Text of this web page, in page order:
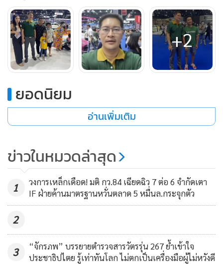
ทางด้าน นางสาวภคอร กล่าวว่า พื้นที่ตั้งของอิมแพ็ค เมืองทอง
พรรคไทยศรีวิไลย์ ก็ได้ส่งว่าที่ผู้สมัครรับเลือกตั้งแล้ว นั่นก็คือ
น.ส.พรทิพย์ อินทศรี หรือ อุ๊ฟอิ๊ฟ
ซึ่งถือเป็นสุภาพสตรีคนรุ่นใหม่ที่เข้าใจปัญหาของชาวปากเกร็ด
+2
ยอดนิยม
อ่านเพิ่มเติม
ข่าวในหมวดล่าสุด
1
วงการเหล็กเดือด! มติ กว.84 เฉียดฉิว 7 ต่อ 6 จำกัดเตา
IF ฝ่ายค้านมาตรฐานหวั่นตลาด 5 หมื่นล.กระจุกตัว
2
3
“จักรภพ” บรรยายตำรวจสารวัตรรุ่น 267 ย้ำเข้าใจ
ประชาธิปไตย รู้เท่าทันโลก ไม่ตกเป็นเครื่องมือผู้ไม่หวังดี